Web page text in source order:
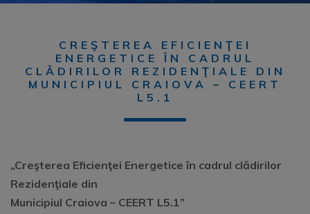
CREŞTEREA EFICIENŢEI
ENERGETICE ÎN CADRUL
CLĂDIRILOR REZIDENŢIALE DIN
MUNICIPIUL CRAIOVA – CEERT
L5.1
„Creşterea Eficienţei Energetice în cadrul clădirilor
Rezidenţiale din
Municipiul Craiova – CEERT L5.1”